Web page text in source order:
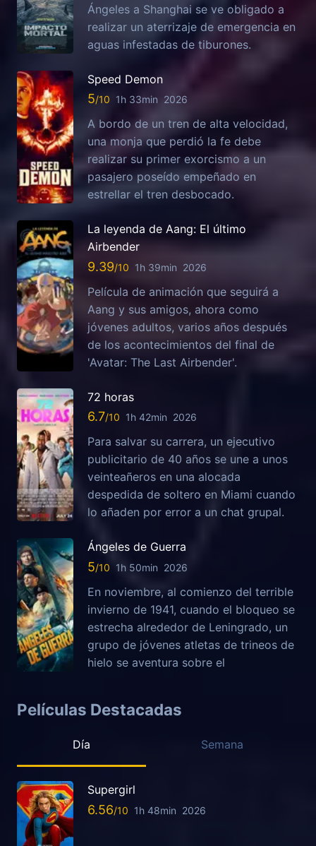
Ángeles a Shanghai se ve obligado a
realizar un aterrizaje de emergencia en
aguas infestadas de tiburones.
Speed Demon
5 1h 33min 2026
A bordo de un tren de alta velocidad,
una monja que perdió la fe debe
realizar su primer exorcismo a un
pasajero poseído empeñado en
estrellar el tren desbocado.
La leyenda de Aang: El último
Airbender
9.39 1h 39min 2026
Película de animación que seguirá a
Aang y sus amigos, ahora como
jóvenes adultos, varios años después
de los acontecimientos del final de
'Avatar: The Last Airbender'.
72 horas
6.7 1h 42min 2026
Para salvar su carrera, un ejecutivo
publicitario de 40 años se une a unos
veinteañeros en una alocada
despedida de soltero en Miami cuando
lo añaden por error a un chat grupal.
Ángeles de Guerra
5 1h 50min 2026
En noviembre, al comienzo del terrible
invierno de 1941, cuando el bloqueo se
estrecha alrededor de Leningrado, un
grupo de jóvenes atletas de trineos de
hielo se aventura sobre el
Películas Destacadas
Día Semana
Supergirl
6.56 1h 48min 2026